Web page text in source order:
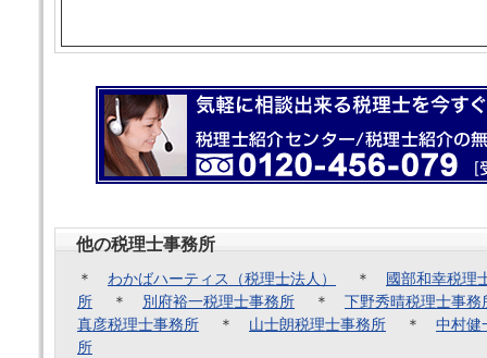
他の税理士事務所
＊ わかばハーティス（税理士法人） ＊
國部和幸税理
所 ＊ 別府裕一税理士事務所 ＊ 下野秀晴税理士事務
真彦税理士事務所 ＊ 山士朗税理士事務所 ＊ 中村健
所